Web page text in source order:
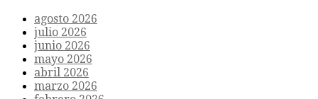
agosto 2026
julio 2026
junio 2026
mayo 2026
abril 2026
marzo 2026